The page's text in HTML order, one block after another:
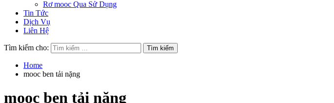
Rơ mooc Qua Sử Dụng
Tin Tức
Dịch Vụ
Liên Hệ
Tìm kiếm cho:
Home
mooc ben tải nặng
mooc ben tải nặng